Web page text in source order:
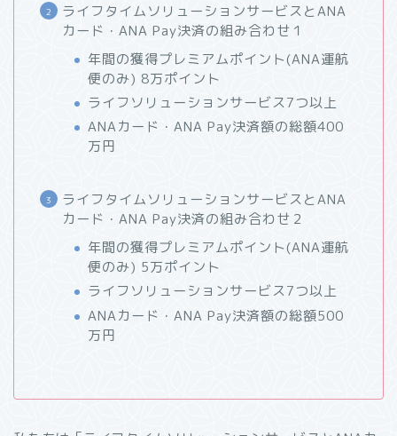
ライフタイムソリューションサービスとANA
カード・ANA Pay決済の組み合わせ１
年間の獲得プレミアムポイント(ANA運航
便のみ) 8万ポイント
ライフソリューションサービス7つ以上
ANAカード・ANA Pay決済額の総額400
万円
ライフタイムソリューションサービスとANA
カード・ANA Pay決済の組み合わせ２
年間の獲得プレミアムポイント(ANA運航
便のみ) 5万ポイント
ライフソリューションサービス7つ以上
ANAカード・ANA Pay決済額の総額500
万円